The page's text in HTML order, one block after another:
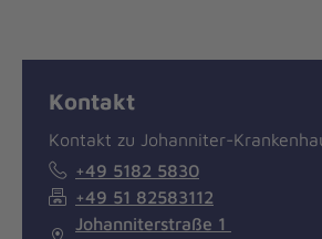
Kontakt
Kontakt zu Johanniter-
+49 5182 5830
+49 51 82583112
Johanniterstraße 1